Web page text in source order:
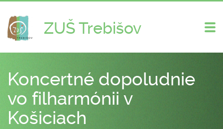
ZUŠ Trebišov
Koncertné dopoludnie
vo filharmónii v
Košiciach